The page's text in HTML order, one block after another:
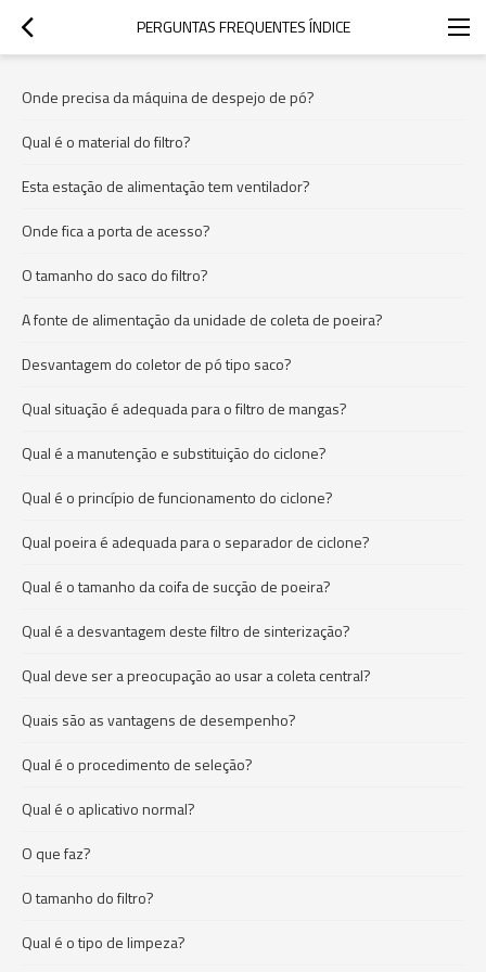
PERGUNTAS FREQUENTES ÍNDICE
Onde precisa da máquina de despejo de pó?
Qual é o material do filtro?
Esta estação de alimentação tem ventilador?
Onde fica a porta de acesso?
O tamanho do saco do filtro?
A fonte de alimentação da unidade de coleta de poeira?
Desvantagem do coletor de pó tipo saco?
Qual situação é adequada para o filtro de mangas?
Qual é a manutenção e substituição do ciclone?
Qual é o princípio de funcionamento do ciclone?
Qual poeira é adequada para o separador de ciclone?
Qual é o tamanho da coifa de sucção de poeira?
Qual é a desvantagem deste filtro de sinterização?
Qual deve ser a preocupação ao usar a coleta central?
Quais são as vantagens de desempenho?
Qual é o procedimento de seleção?
Qual é o aplicativo normal?
O que faz?
O tamanho do filtro?
Qual é o tipo de limpeza?